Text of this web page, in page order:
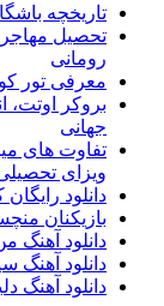
تاریخچه
تحصیل
رومانی
معرفی تور
بروکر اوتت،
جهانی
تفاوت های
ویزای تحصیلی
دانلود
بازیکنان
دانلود آهنگ
دانلود آهنگ
دانلود آهنگ